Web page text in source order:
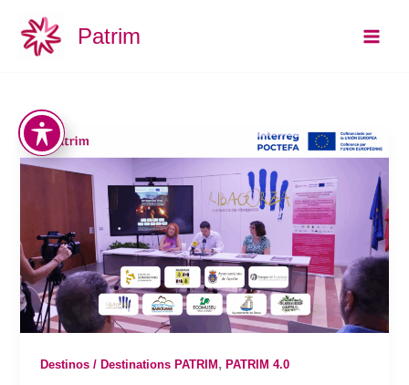
contenido
Patrim
Destinos / Destinations PATRIM ,PATRIM 4.0